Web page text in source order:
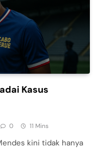
Kasus
0 11 Mins
kini tidak hanya